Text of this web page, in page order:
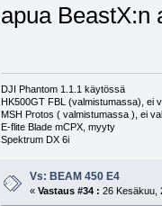
apua BeastX:n
DJI Phantom 1.1.1 käytössä
HK500GT FBL (valmistumassa), ei
MSH Protos ( valmistumassa ), ei
E-flite Blade mCPX, myyty
Spektrum DX 6i
Vs: BEAM 450 E4
« Vastaus #34 : 26 Kesäkuu,